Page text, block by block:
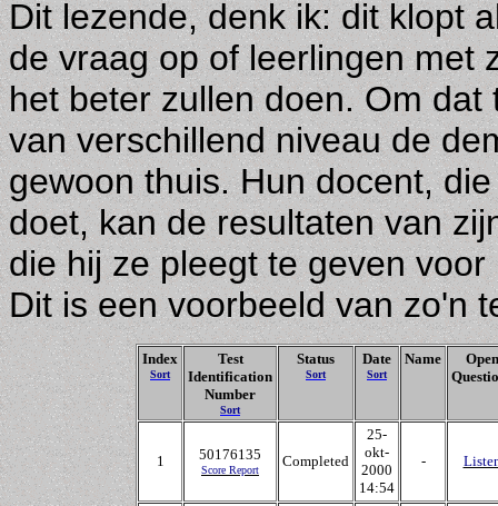
Dit lezende, denk ik: dit klopt
de vraag op of leerlingen met
het beter zullen doen. Om
van verschillend niveau de
gewoon thuis. Hun docent,
doet, kan de resultaten van
die hij ze pleegt te geven
Dit is een voorbeeld van zo'n
Index
Sort
Test
Identification
Number
Sort
Status
Sort
Date
Sort
Name
Open
1 50176135
Score Report
Completed
25-
okt-
2000
14:54
-